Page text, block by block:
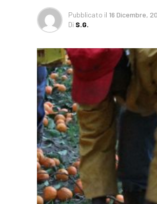
Pubblicato il 16 Dicembre,
Di S.G.